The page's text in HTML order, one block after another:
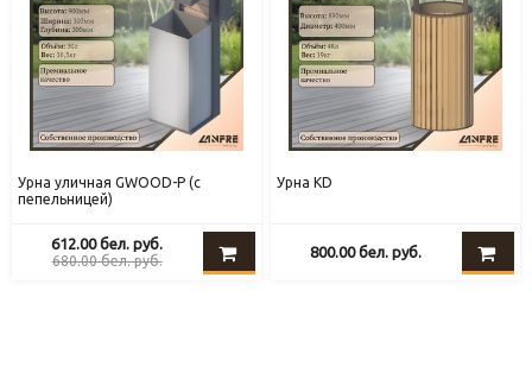
Урна уличная GWOOD-P (с
пепельницей)
612.00бел. руб.
680.00бел. руб.
Урна KD
800.00бел. руб.